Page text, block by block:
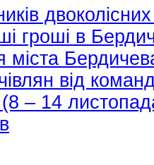
гроші в
міста
від
– 14